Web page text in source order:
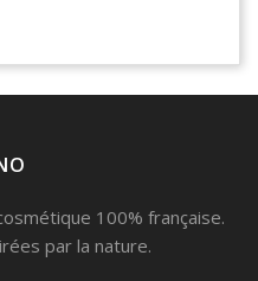
100% française.
par la nature.